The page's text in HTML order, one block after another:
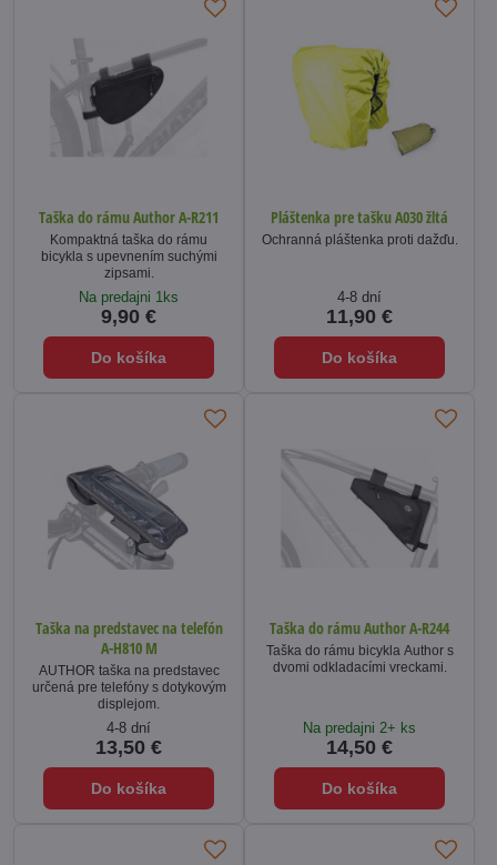
Taška do rámu Author A-R211
Kompaktná taška do rámu
bicykla s upevnením suchými
zipsami.
Na predajni 1ks
9,90 €
Do košíka
Pláštenka pre tašku A030 žltá
Ochranná pláštenka proti dažďu.
4-8 dní
11,90 €
Do košíka
Taška na predstavec na telefón
A-H810 M
AUTHOR taška na predstavec
určená pre telefóny s dotykovým
displejom.
4-8 dní
13,50 €
Do košíka
Taška do rámu Author A-R244
Taška do rámu bicykla Author s
dvomi odkladacími vreckami.
Na predajni 2+ ks
14,50 €
Do košíka